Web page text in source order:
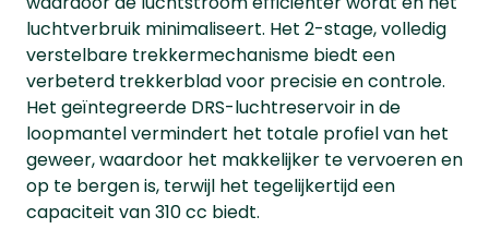
luchtverbruik minimaliseert. Het 2-stage, volledig
verstelbare trekkermechanisme biedt een
verbeterd trekkerblad voor precisie en controle.
Het geïntegreerde DRS-luchtreservoir in de
loopmantel vermindert het totale profiel van het
geweer, waardoor het makkelijker te vervoeren en
op te bergen is, terwijl het tegelijkertijd een
capaciteit van 310 cc biedt.